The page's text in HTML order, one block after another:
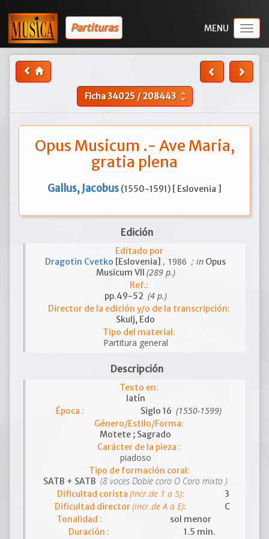
Partituras
Ficha34025/208443 unfold_more
Opus Musicum .- Ave Maria,
gratia plena
Gallus, Jacobus (1550-1591) [ Eslovenia ]
Edición
Editado por
Dragotin Cvetko [Eslovenia] , 1986 ; in Opus
Musicum VII (289 p.)
Ref.:
pp.49-52 (4 p.)
Director de la edición y/o de la transcripción:
Skulj, Edo
Tipo del material:
Partitura general
Descripción
Texto en:
latín
Época :
Siglo 16 (1550-1599)
Género/Estilo/Forma:
Motete ; Sagrado
Carácter de la pieza :
piadoso
Tipo de formación coral:
SATB + SATB (8 voces Doble coro O Coro mixto )
Dificultad corista (incr.de 1 a 5):
3
Dificultad director(incr.de A a E):
C
Tonalidad :
sol menor
Duración :
1.5 min.